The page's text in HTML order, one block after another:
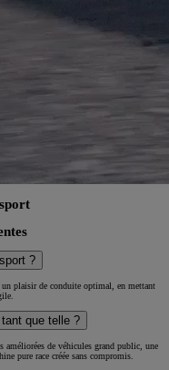
?
plaisir de conduite optimal, en mettant
que telle ?
améliorées de véhicules grand public, une
pure race créée sans compromis.